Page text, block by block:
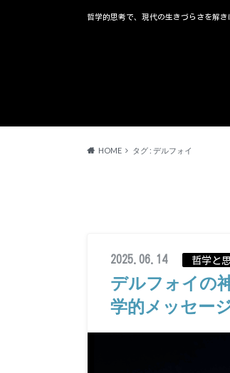
哲学的思考で、現代の生きづらさを解き
HOME タグ : デルフォイ
2025.06.14 哲学と
デルフォイの
学的メッセー